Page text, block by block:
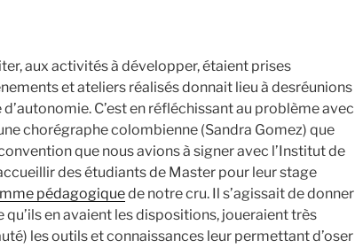
aux activités à développer, étaient prises
et ateliers réalisés donnait lieu à desréunions
C’est en réfléchissant au problème avec
chorégraphe colombienne (Sandra Gomez) que
que nous avions à signer avec l’Institut de
des étudiants de Master pour leur stage
pédagogiquede notre cru. Il s’agissait de donner
en avaient les dispositions, joueraient très
les outils et connaissances leur permettant d’oser